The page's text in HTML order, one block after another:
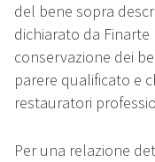
del bene sopra
dichiarato da
conservazione dei
parere qualificato e
restauratori
Per una relazione